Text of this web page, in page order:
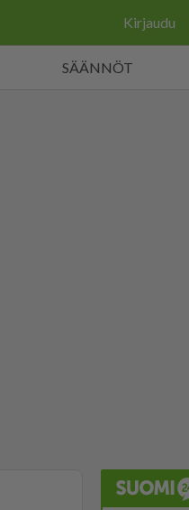
Kirjaudu
SÄÄNNÖT